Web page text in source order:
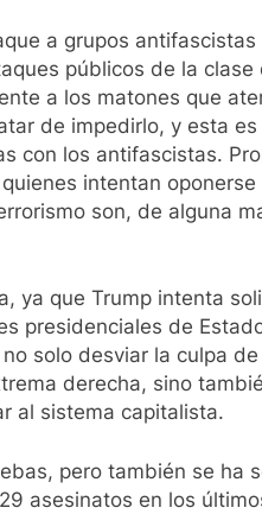
a grupos
públicos de la
a los matones que
de impedirlo, y esta
con los antifascistas.
intentan
son, de alguna
ya que Trump intenta
presidenciales de
solo desviar la culpa
derecha, sino
al sistema capitalista.
pero también se ha
asesinatos en los